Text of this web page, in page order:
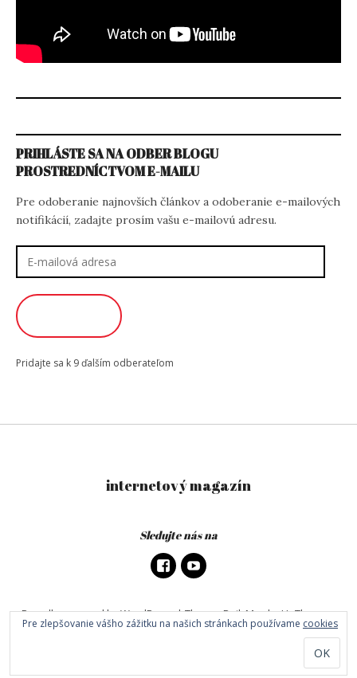
PRIHLÁSTE SA NA ODBER BLOGU
PROSTREDNÍCTVOM E-MAILU
Pre odoberanie najnovších článkov a odoberanie e-mailových
notifikácií, zadajte prosím vašu e-mailovú adresu.
adresa
Pridajte sa k 9 ďalším odberateľom
internetový magazín
Sledujte nás na
Proudly powered by WordPress|Theme: DailyMag byUpThemes.
Pre zlepšovanie vášho zážitku na našich stránkach používame cookies